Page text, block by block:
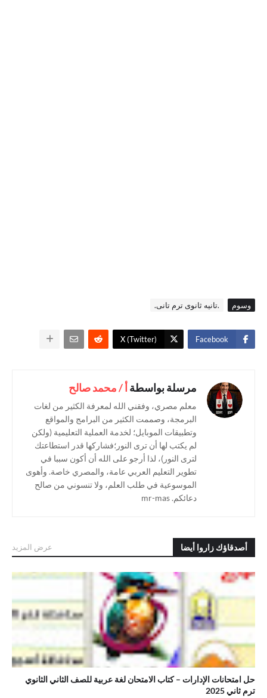
وسوم .تانيه ثانوى ترم تانى.
Facebook
X (Twitter)
مرسلة بواسطةأ / محمد صالح
معلم مصري، وفقني الله لمعرفة الكثير من لغات
البرمجة، وصممت الكثير من البرامج والمواقع
وتطبيقات الموبايل؛ لخدمة العملية التعليمية (ولكن
لم يكتب لها أن ترى النور؛فشاركها قدر استطاعتك
لترى النور)، لذا أرجو على الله أن أكون سببا في
تطوير التعليم العربي عامة، والمصري خاصة. وأهوى
الموسوعية في طلب العلم، ولا تنسوني من صالح
دعائكم. mr-mas
أصدقاؤك زاروا أيضا عرض المزيد
.حل امتحانات الإدارات – كتاب الامتحان لغة عربية للصف الثاني الثانوي
حل امتحانات الإدارات – كتاب الامتحان لغة عربية للصف الثاني الثانوي
ترم ثاني 2025